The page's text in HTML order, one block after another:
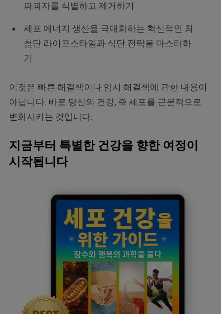
파괴자를 식별하고 제거하기
세포 에너지 생산을 극대화하는 혁신적인 최
첨단 라이프스타일과 식단 전략을 마스터하
기
이것은 빠른 해결책이나 임시 해결책에 관한 내용이
아닙니다. 바로 당신의 건강, 즉 세포를 근본적으로
변화시키는 것입니다.
지금부터 특별한 건강을 향한 여정이
시작됩니다